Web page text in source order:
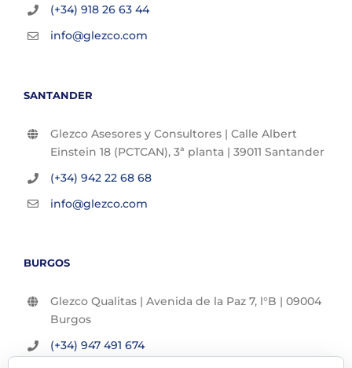
(+34) 918 26 63 44
info@glezco.com
SANTANDER
Glezco Asesores y Consultores | Calle Albert
Einstein 18 (PCTCAN), 3ª planta | 39011 Santander
(+34) 942 22 68 68
info@glezco.com
BURGOS
Glezco Qualitas | Avenida de la Paz 7, l°B | 09004
Burgos
(+34) 947 491 674